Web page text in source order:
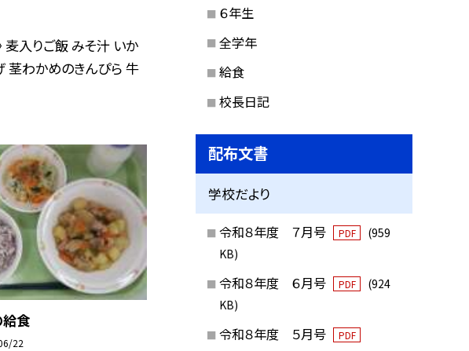
麦入りご飯 みそ汁 いか
茎わかめのきんぴら 牛
食
22
６年生
全学年
給食
校長日記
配布文書
学校だより
令和８年度 ７月号 PDF
(959
KB)
令和８年度 ６月号 PDF
(924
KB)
令和８年度 ５月号 PDF